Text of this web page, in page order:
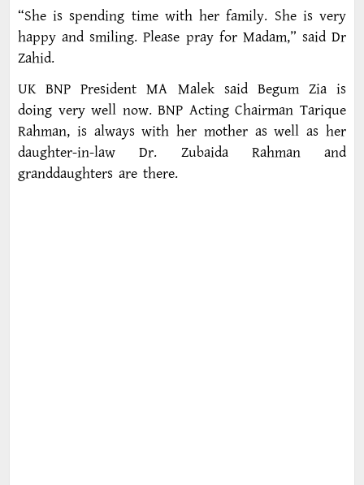
“She is spending time with her family. She is very
happy and smiling. Please pray for Madam,” said Dr
Zahid.
UK BNP President MA Malek said Begum Zia is
doing very well now. BNP Acting Chairman Tarique
Rahman, is always with her mother as well as her
daughter-in-law Dr. Zubaida Rahman and
granddaughters are there.